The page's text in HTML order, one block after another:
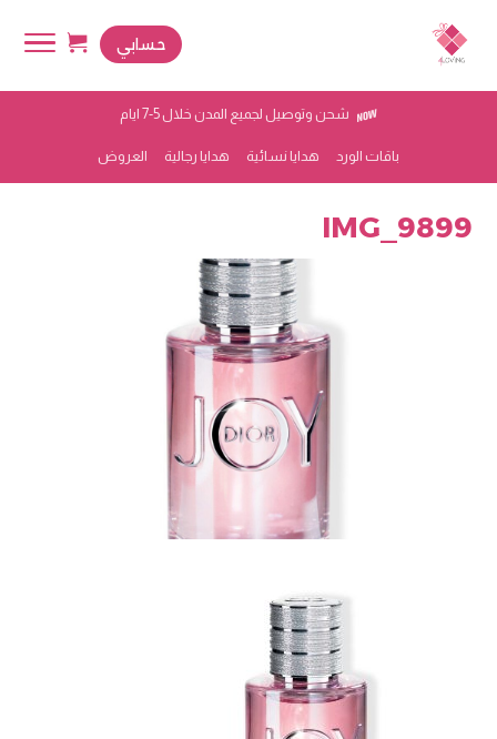
حسابي
باقات الورد هدايا نسائية هدايا رجالية العروض
IMG_9899